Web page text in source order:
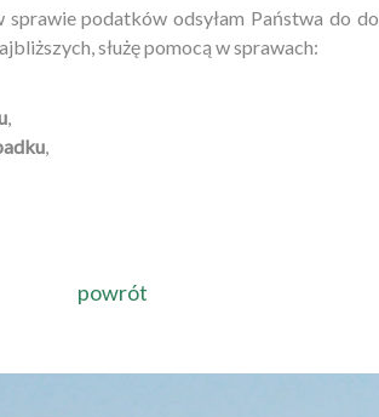
podatków odsyłam Państwa do
służę pomocą w sprawach:
,
,
powrót